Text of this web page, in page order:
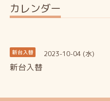
カレンダー
新台入替 2023-10-04 (水)
新台入替